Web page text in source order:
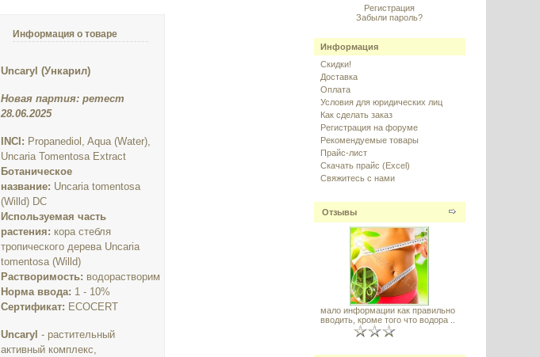
Информация о товаре
Uncaryl (Ункарил)
Новая партия: ретест
28.06.2025
INCI: Propanediol, Aqua (Water),
Uncaria Tomentosa Extract
Ботаническое
название: Uncaria tomentosa
(Willd) DC
Используемая часть
растения: кора стебля
тропического дерева Uncaria
tomentosa (Willd)
Растворимость: водорастворим
Норма ввода: 1 - 10%
Сертификат: ECOCERT
Uncaryl - растительный
активный комплекс,
Регистрация
Забыли пароль?
Информация
Скидки!
Доставка
Оплата
Условия для юридических лиц
Как сделать заказ
Регистрация на форуме
Рекомендуемые товары
Прайс-лист
Скачать прайс (Excel)
Свяжитесь с нами
Отзывы
мало информации как правильно
вводить, кроме того что водора ..